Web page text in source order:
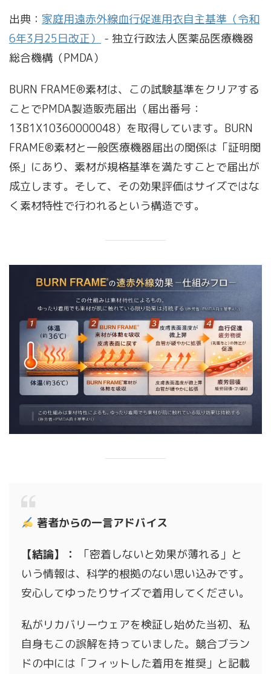
出典： 家庭用遠赤外線血行促進用衣自主基準（令和
6年3月25日改正）
- 独立行政法人医薬品医療機器
総合機構（PMDA）
BURN FRAME®素材は、この試験基準をクリアする
ことでPMDA製造販売届出（届出番号：
13B1X10360000048）を取得しています。BURN
FRAME®素材と一般医療機器届出の関係は「証明関
係」にあり、素材が規格基準を満たすことで届出が
成立します。そして、その効果評価はサイズではな
く素材特性で行われるという構造です。
著者からの一言アドバイス
【結論】：
「密着しないと効果が薄れる」と
いう情報は、科学的根拠のない思い込みです。
安心してゆったりサイズで着用してください。
私がリカバリーウェアを検証し始めた当初、私
自身もこの誤解を持っていました。競合ブラン
ドの中には「フィットした着用を推奨」と記載